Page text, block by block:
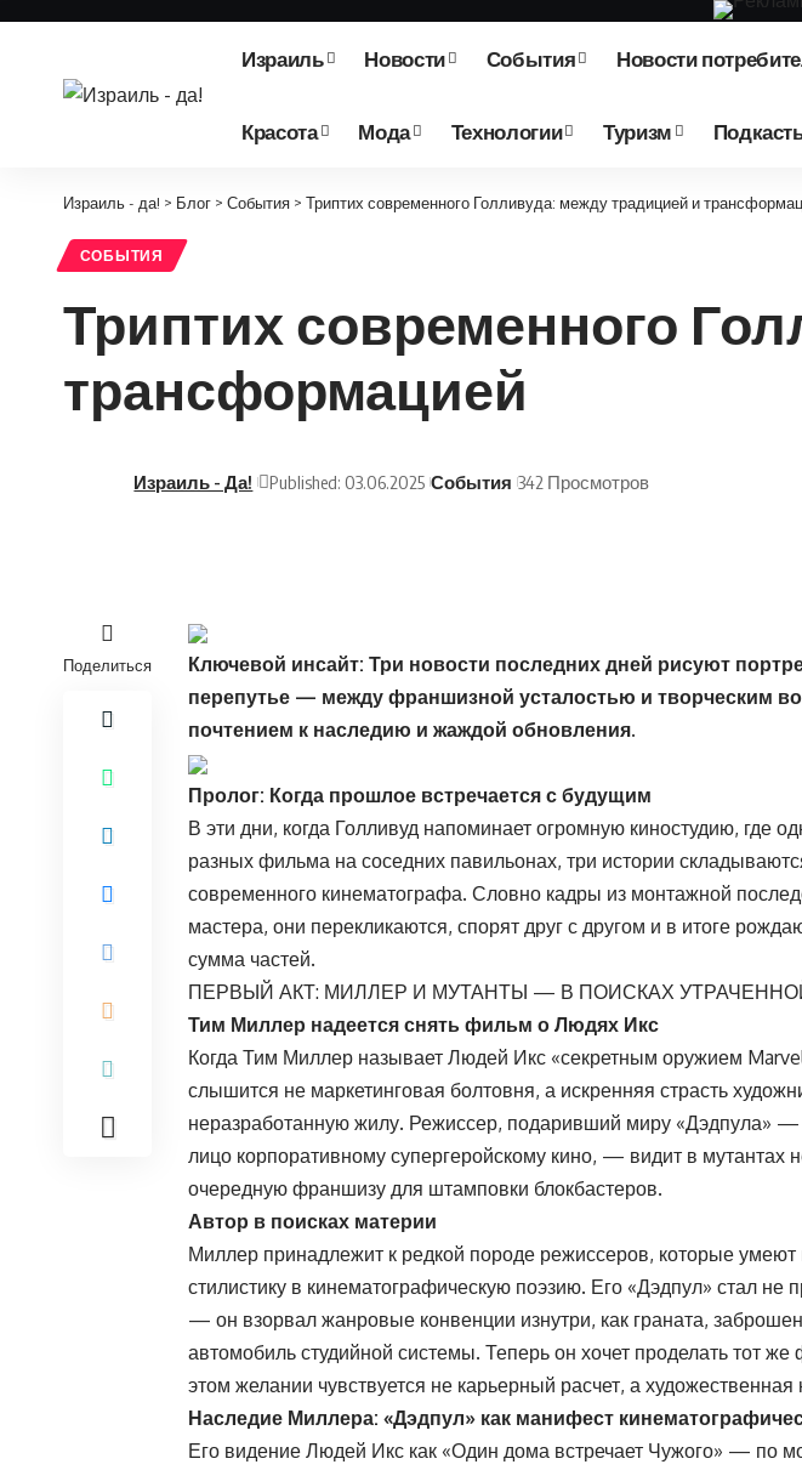
Израиль Новости События Новости
Красота Мода Технологии Туризм
Израиль - да! > Блог > События > Триптих современного Голливуда: между традицией и
СОБЫТИЯ
Триптих современного
трансформацией
Израиль - Да! Published: 03.06.2025 События 342 Просмотров
Поделиться
Ключевой инсайт: Три новости последних дней рисуют
перепутье — между франшизной усталостью и творческим
почтением к наследию и жаждой обновления.
Пролог: Когда прошлое встречается с будущим
В эти дни, когда Голливуд напоминает огромную киностудию, где
разных фильма на соседних павильонах, три истории
современного кинематографа. Словно кадры из монтажной
мастера, они перекликаются, спорят друг с другом и в итоге
сумма частей.
ПЕРВЫЙ АКТ: МИЛЛЕР И МУТАНТЫ — В ПОИСКАХ
Тим Миллер надеется снять фильм о Людях Икс
Когда Тим Миллер называет Людей Икс «секретным оружием
слышится не маркетинговая болтовня, а искренняя страсть
неразработанную жилу. Режиссер, подаривший миру «Дэдпула» —
лицо корпоративному супергеройскому кино, — видит в мутантах
очередную франшизу для штамповки блокбастеров.
Автор в поисках материи
Миллер принадлежит к редкой породе режиссеров, которые
стилистику в кинематографическую поэзию. Его «Дэдпул» стал
— он взорвал жанровые конвенции изнутри, как граната,
автомобиль студийной системы. Теперь он хочет проделать тот
этом желании чувствуется не карьерный расчет, а художественная
Наследие Миллера: «Дэдпул» как манифест
Его видение Людей Икс как «Один дома встречает Чужого» — по